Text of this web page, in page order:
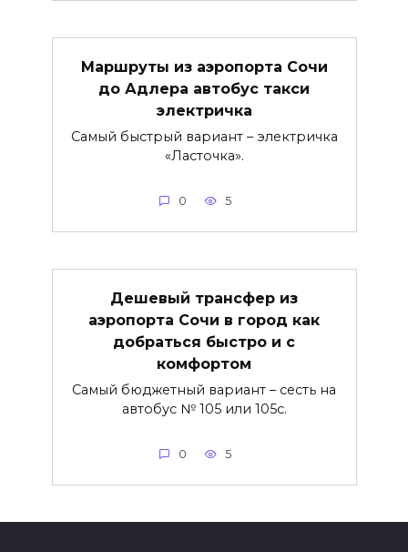
Маршруты из аэропорта Сочи
до Адлера автобус такси
электричка
Самый быстрый вариант – электричка
«Ласточка».
0 5
Дешевый трансфер из
аэропорта Сочи в город как
добраться быстро и с
комфортом
Самый бюджетный вариант – сесть на
автобус № 105 или 105с.
0 5